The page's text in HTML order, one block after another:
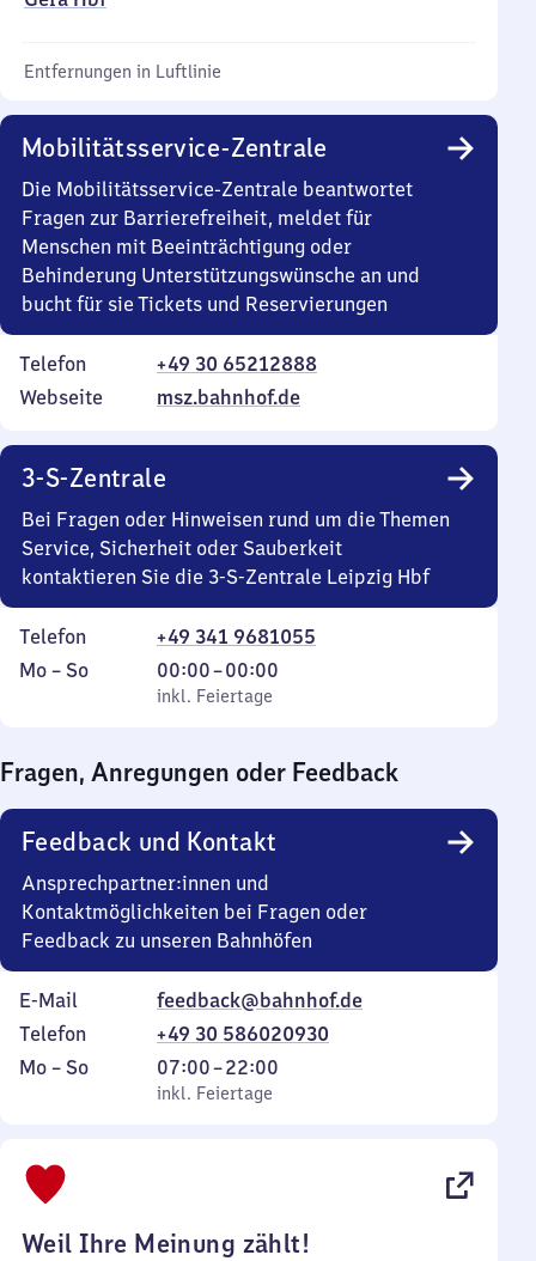
Entfernungen in Luftlinie
Mobilitätsservice-Zentrale
Die Mobilitätsservice-Zentrale beantwortet
Fragen zur Barrierefreiheit, meldet für
Menschen mit Beeinträchtigung oder
Behinderung Unterstützungswünsche an und
bucht für sie Tickets und Reservierungen
Telefon
+49 30 65212888
Webseite
msz.bahnhof.de
3-S-Zentrale
Bei Fragen oder Hinweisen rund um die Themen
Service, Sicherheit oder Sauberkeit
kontaktieren Sie die 3-S-Zentrale Leipzig Hbf
Telefon
+49 341 9681055
Montag
Mo – So,
inkl. Feiertage
00:00–00:00
Von
0
0
Uhr
inkl. Feiertage
Fragen, Anregungen oder Feedback
Feedback und Kontakt
Ansprechpartner:innen und
Kontaktmöglichkeiten bei Fragen oder
Feedback zu unseren Bahnhöfen
E-Mail
feedback@bahnhof.de
Telefon
+49 30 586020930
Montag
Mo – So,
inkl. Feiertage
07:00–22:00
Von
7
inkl. Feiertage
Weil Ihre Meinung zählt!